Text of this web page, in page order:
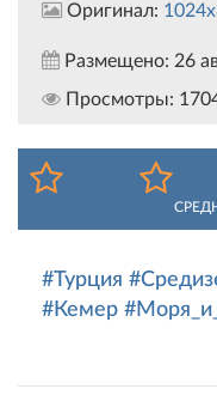
Оригинал:
Размещено: 26
Просмотры:
#Турция
#Кемер